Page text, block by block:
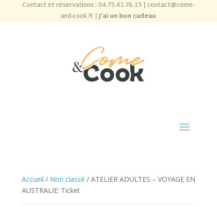
Contact et réservations : 04.75.41.76.15 | contact@come-
and-cook.fr|J’ai un bon cadeau
Accueil / Non classé / ATELIER ADULTES – VOYAGE EN
AUSTRALIE: Ticket